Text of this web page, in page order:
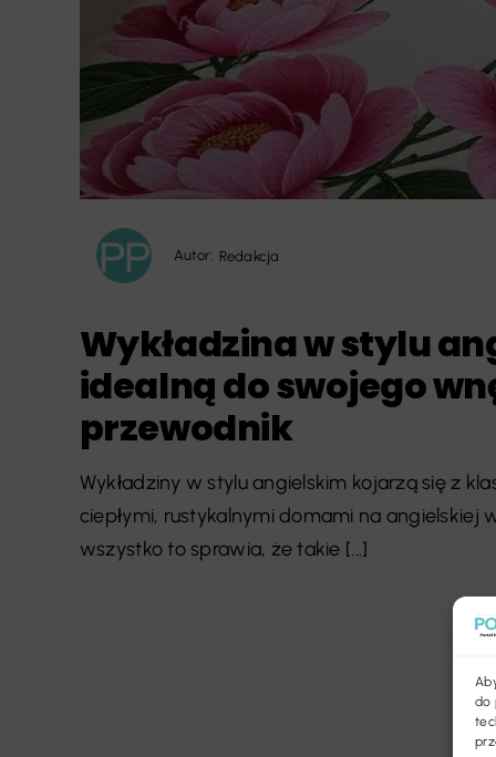
do
Autor: Redakcja
Wykładzina w stylu
idealną do swojego
przewodnik
Wykładziny w stylu angielskim kojarzą się z
ciepłymi, rustykalnymi domami na
wszystko to sprawia, że takie [...]